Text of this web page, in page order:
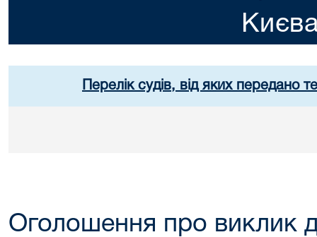
Перелік судів, від яких передано
Оголошення про виклик